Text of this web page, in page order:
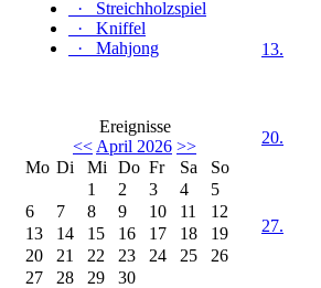
·
Streichholzspiel
·
Kniffel
·
Mahjong
Ereignisse
<< April 2026 >>
Mo Di Mi Do Fr Sa
So
1
2 3 4
5
6
7 8 9 10 11
12
13
14 15 16 17 18
19
20
21 22 23 24 25
26
27
28 29 30
13.
20.
27.